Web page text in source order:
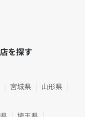
を探す
宮城県
山形県